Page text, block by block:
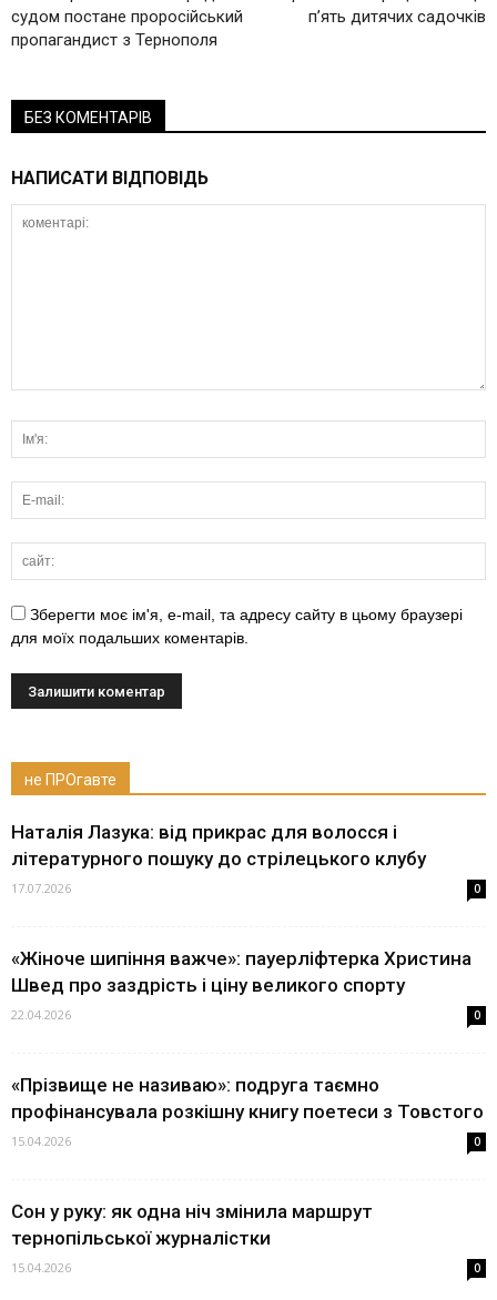
судом постане проросійський
пропагандист з Тернополя
п’ять дитячих садочків
БЕЗ КОМЕНТАРІВ
НАПИСАТИ ВІДПОВІДЬ
Зберегти моє ім'я, e-mail, та адресу сайту в цьому браузері
для моїх подальших коментарів.
не ПРОгавте
Наталія Лазука: від прикрас для волосся і
літературного пошуку до стрілецького клубу
17.07.2026 0
«Жіноче шипіння важче»: пауерліфтерка Христина
Швед про заздрість і ціну великого спорту
22.04.2026 0
«Прізвище не називаю»: подруга таємно
профінансувала розкішну книгу поетеси з Товстого
15.04.2026 0
Сон у руку: як одна ніч змінила маршрут
тернопільської журналістки
15.04.2026 0